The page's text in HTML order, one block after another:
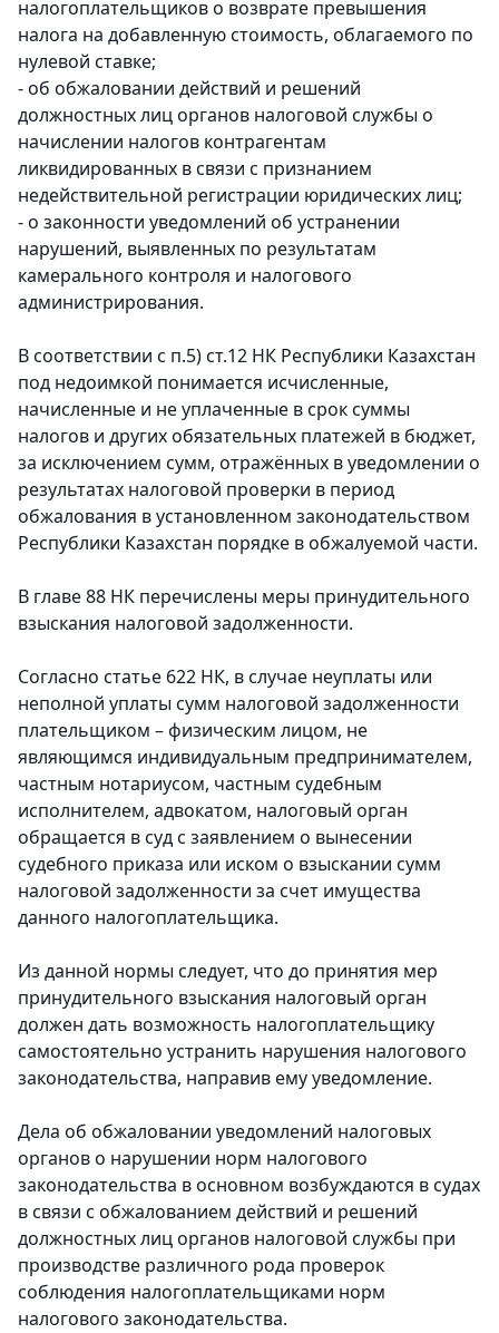
налогоплательщиков о возврате превышения
налога на добавленную стоимость, облагаемого по
нулевой ставке;
- об обжаловании действий и решений
должностных лиц органов налоговой службы о
начислении налогов контрагентам
ликвидированных в связи с признанием
недействительной регистрации юридических лиц;
- о законности уведомлений об устранении
нарушений, выявленных по результатам
камерального контроля и налогового
администрирования.
В соответствии с п.5) ст.12 НК Республики Казахстан
под недоимкой понимается исчисленные,
начисленные и не уплаченные в срок суммы
налогов и других обязательных платежей в бюджет,
за исключением сумм, отражённых в уведомлении о
результатах налоговой проверки в период
обжалования в установленном законодательством
Республики Казахстан порядке в обжалуемой части.
В главе 88 НК перечислены меры принудительного
взыскания налоговой задолженности.
Согласно статье 622 НК, в случае неуплаты или
неполной уплаты сумм налоговой задолженности
плательщиком – физическим лицом, не
являющимся индивидуальным предпринимателем,
частным нотариусом, частным судебным
исполнителем, адвокатом, налоговый орган
обращается в суд с заявлением о вынесении
судебного приказа или иском о взыскании сумм
налоговой задолженности за счет имущества
данного налогоплательщика.
Из данной нормы следует, что до принятия мер
принудительного взыскания налоговый орган
должен дать возможность налогоплательщику
самостоятельно устранить нарушения налогового
законодательства, направив ему уведомление.
Дела об обжаловании уведомлений налоговых
органов о нарушении норм налогового
законодательства в основном возбуждаются в судах
в связи с обжалованием действий и решений
должностных лиц органов налоговой службы при
производстве различного рода проверок
соблюдения налогоплательщиками норм
налогового законодательства.